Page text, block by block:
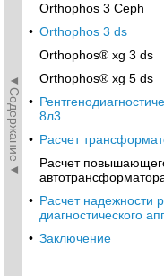
◄Содержание◄
Orthophos 3 Ceph
• Orthophos 3 ds
Orthophos® xg 3 ds
Orthophos® xg 5 ds
•
8л3
• Расчет
Расчет
• Расчет надежности
диагностического
• Заключение